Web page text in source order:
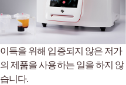
이득을 위해 입증되지 않은 저가
의 제품을사용하는 일을 하지 않
습니다.